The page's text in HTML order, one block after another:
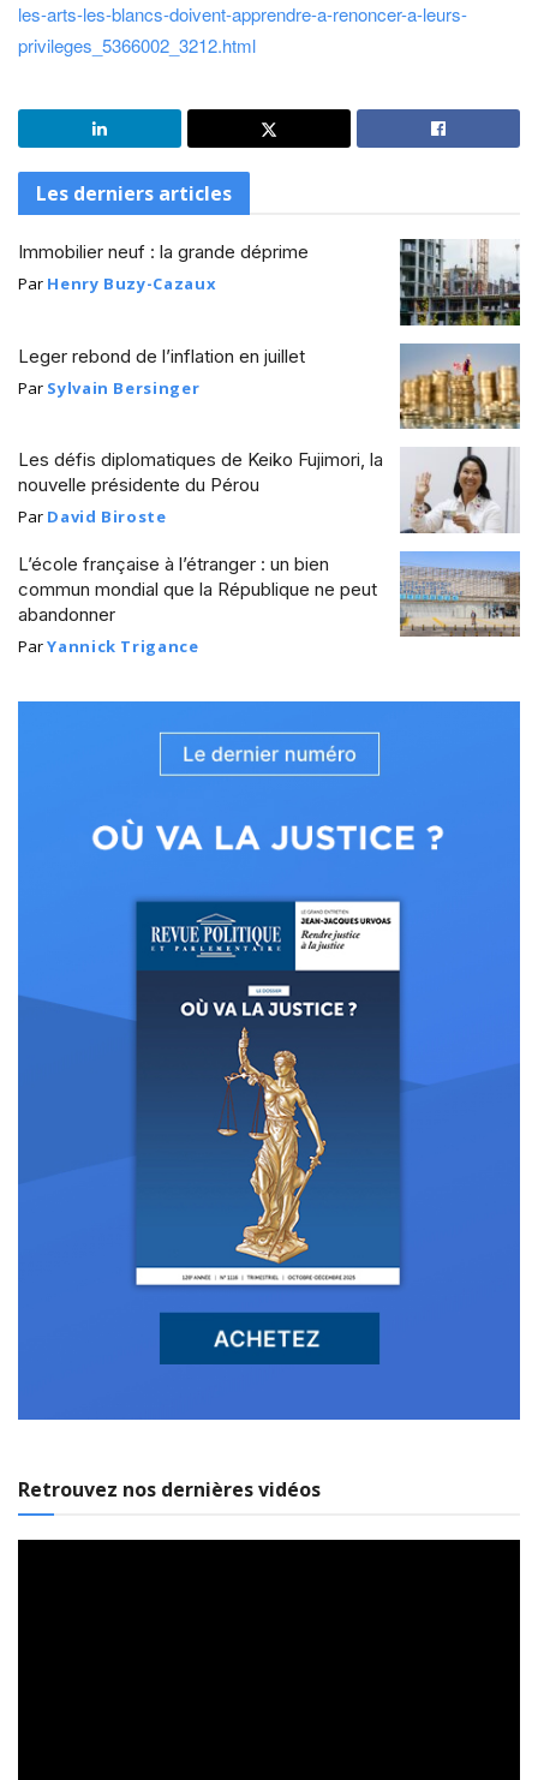
les-arts-les-blancs-doivent-apprendre-a-renoncer-a-leurs-
privileges_5366002_3212.html
Les derniers articles
Immobilier neuf : la grande déprime
Par Henry Buzy-Cazaux
Leger rebond de l’inflation en juillet
Par Sylvain Bersinger
Les défis diplomatiques de Keiko Fujimori, la
nouvelle présidente du Pérou
Par David Biroste
L’école française à l’étranger : un bien
commun mondial que la République ne peut
abandonner
ParYannick Trigance
Retrouvez nos dernières vidéos